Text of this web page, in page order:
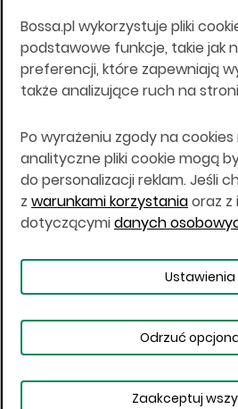
Wszelkie informacje na
informacje o produktach
kierowane do osób mających
zamieszkania lub pobytu w
Japonii, ani w dowolnej innej
taki materiał byłby sprzeczny z
których zgodne z prawem
inwestycyjnych nie jest
jest możliwe złożenie oferty.
w danej jurysdykcji określają,
nabycie poszczególnych
Copyright © 2026 BOŚ | BOSSA.PL
Warunki korzystania
Dane
Bossa.pl wykorzystuje pliki
podstawowe funkcje, takie jak
preferencji, które zapewniają
także analizujące ruch na
Po wyrażeniu zgody na
analityczne pliki cookie mogą
do personalizacji reklam. Jeśli
z warunkami korzystaniaoraz
dotyczącymidanych
Ustawienia
Odrzuć
Zaakceptuj